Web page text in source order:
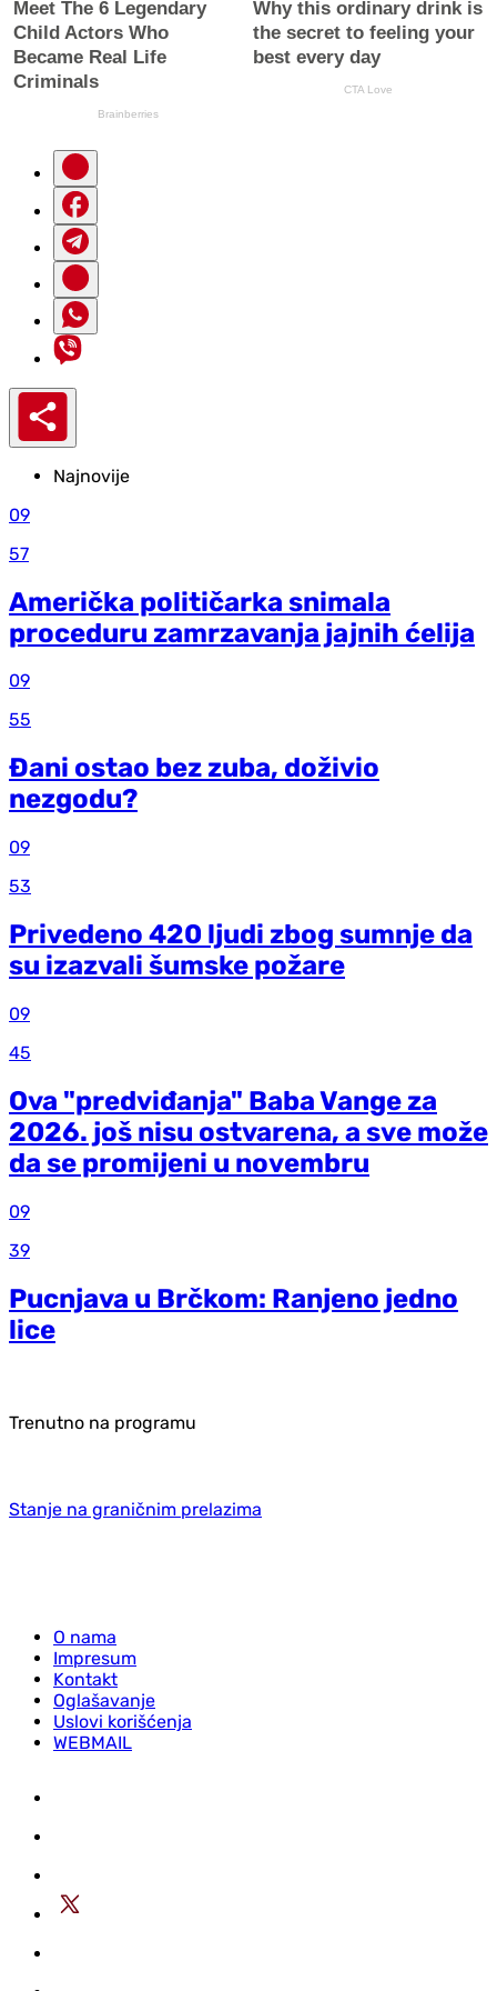
Najnovije
09
57
Američka političarka snimala
proceduru zamrzavanja jajnih ćelija
09
55
Đani ostao bez zuba, doživio
nezgodu?
09
53
Privedeno 420 ljudi zbog sumnje da
su izazvali šumske požare
09
45
Ova "predviđanja" Baba Vange za
2026. još nisu ostvarena, a sve može
da se promijeni u novembru
09
39
Pucnjava u Brčkom: Ranjeno jedno
lice
Trenutno na programu
Stanje na graničnim prelazima
O nama
Impresum
Kontakt
Oglašavanje
Uslovi korišćenja
WEBMAIL